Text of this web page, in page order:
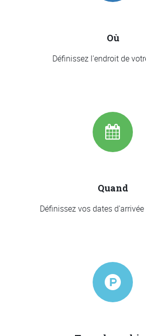
Où
Définissez l'endroit de
Quand
Définissez vos dates